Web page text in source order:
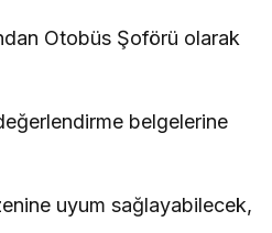
Otobüs Şoförü olarak
belgelerine
uyum sağlayabilecek,